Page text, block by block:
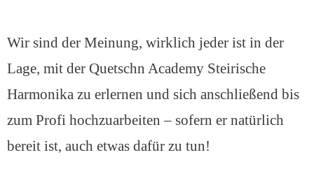
Wir sind der Meinung, wirklich jeder ist in der
Lage, mit der Quetschn Academy Steirische
Harmonika zu erlernen und sich anschließend bis
zum Profi hochzuarbeiten – sofern er natürlich
bereit ist, auch etwas dafür zu tun!